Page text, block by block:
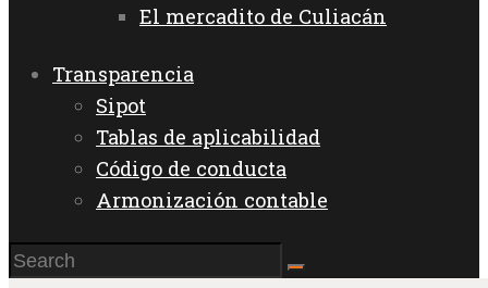
El mercadito de Culiacán
Transparencia
Sipot
Tablas de aplicabilidad
Código de conducta
Armonización contable